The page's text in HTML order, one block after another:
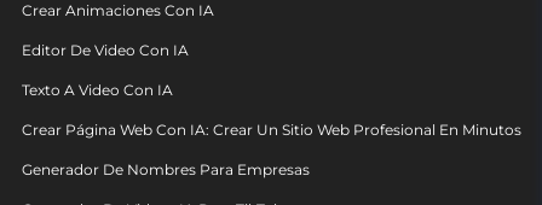
Crear Animaciones Con IA
Editor De Video Con IA
Texto A Video Con IA
Crear Página Web Con IA: Crear Un Sitio Web Profesional En Minutos
Generador De Nombres Para Empresas